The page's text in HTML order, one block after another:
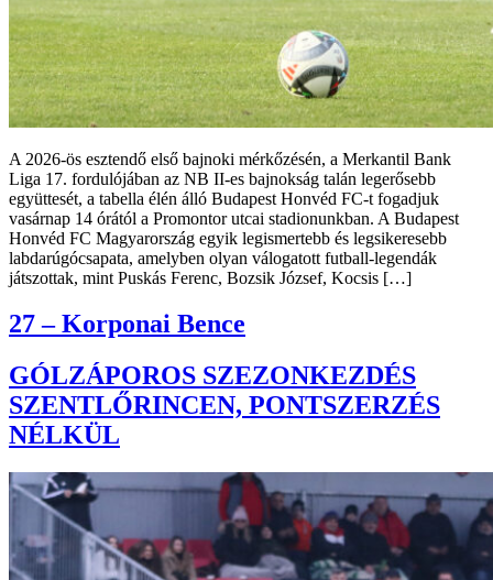
A 2026-ös esztendő első bajnoki mérkőzésén, a Merkantil Bank
Liga 17. fordulójában az NB II-es bajnokság talán legerősebb
együttesét, a tabella élén álló Budapest Honvéd FC-t fogadjuk
vasárnap 14 órától a Promontor utcai stadionunkban. A Budapest
Honvéd FC Magyarország egyik legismertebb és legsikeresebb
labdarúgócsapata, amelyben olyan válogatott futball-legendák
játszottak, mint Puskás Ferenc, Bozsik József, Kocsis […]
27 – Korponai Bence
GÓLZÁPOROS SZEZONKEZDÉS
SZENTLŐRINCEN, PONTSZERZÉS
NÉLKÜL